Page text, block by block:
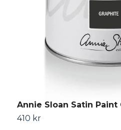
Annie Sloan Satin Paint
410 kr